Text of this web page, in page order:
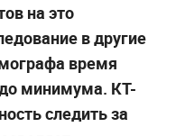
на это
в другие
время
минимума. КТ-
следить за